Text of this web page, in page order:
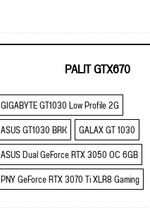
PALIT GTX670
GIGABYTE GT1030 Low Profile 2G
ASUS GT1030 BRK
GALAX GT 1030
ASUS Dual GeForce RTX 3050 OC 6GB
PNY GeForce RTX 3070 Ti XLR8 Gaming